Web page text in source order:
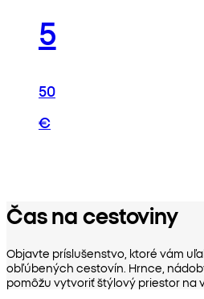
5
50
€
Čas na cestoviny
Objavte príslušenstvo, ktoré vám
obľúbených cestovín. Hrnce,
pomôžu vytvoriť štýlový priestor na